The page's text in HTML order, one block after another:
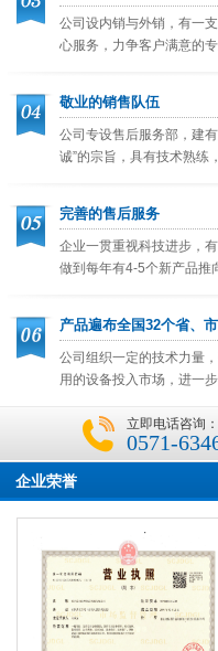
公司设内销与外销，有一
心服务，力争客户满意的专
敬业的销售队伍
公司专设售后服务部，建
诚”的宗旨，具有技术熟练
完善的售后服务
企业一贯重视科技进步，
做到每年有4-5个新产品推
产品遍布全国32个省、
公司组织一定的技术力量
用的设备投入市场，进一
立即电话咨询：
0571-
企业荣誉